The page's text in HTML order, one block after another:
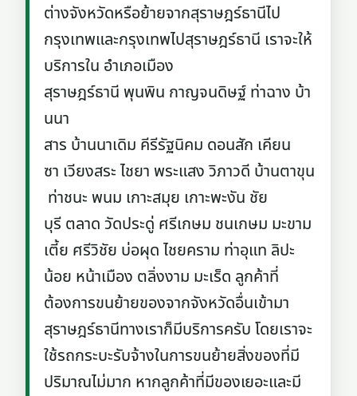
ต่างจังหวัดหรือย้ายจากสุราษฎร์ธานีไป
กรุงเทพและกรุงเทพไปสุราษฎร์ธานี เราจะให้
บริการใน อำเภอเมือง
สุราษฎร์ธานี พุนพิน กาญจนดิษฐ์ ท่าฉาง บ้า
นนา
สาร บ้านนาเดิม คีรีรัฐนิคม ดอนสัก เคียน
ซา เวียงสระ ไชยา พระแสง วิภาวดี บ้านตาขุน
ท่าชนะ พนม เกาะสมุย เกาะพะงัน ชัย
บุรี ตลาด วัดประดู่ ศรีเกษม ชนเกษม มะขาม
เตี้ย ศรีวิชัย บ่อผุด ไชยคราม ท่าอุแท ลิปะ
น้อย หน้าเมือง ตลิ่งงาม มะเร็ด ลูกค้าที่
ต้องการขนย้ายของจากจังหวัดอื่นเข้ามา
สุราษฎร์ธานีทางเราก็มีบริการครับ โดยเราจะ
ใช้รถกระบะรับจ้างในการขนย้ายสิ่งของที่มี
ปริมาณไม่มาก หากลูกค้าที่มีของเยอะและมี